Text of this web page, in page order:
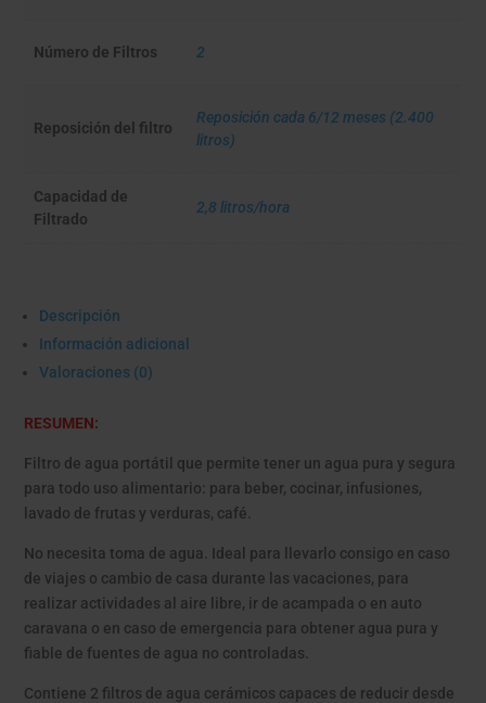
Grifo
Número de Filtros 2
Reposición del filtro
Reposición cada 6/12 meses (2.400
litros)
Capacidad de
Filtrado
2,8 litros/hora
Descripción
Información adicional
Valoraciones (0)
RESUMEN:
Filtro de agua portátil que permite tener un agua pura y segura
para todo uso alimentario: para beber, cocinar, infusiones,
lavado de frutas y verduras, café.
No necesita toma de agua. Ideal para llevarlo consigo en caso
de viajes o cambio de casa durante las vacaciones, para
realizar actividades al aire libre, ir de acampada o en auto
caravana o en caso de emergencia para obtener agua pura y
fiable de fuentes de agua no controladas.
Contiene 2 filtros de agua cerámicos capaces de reducir desde